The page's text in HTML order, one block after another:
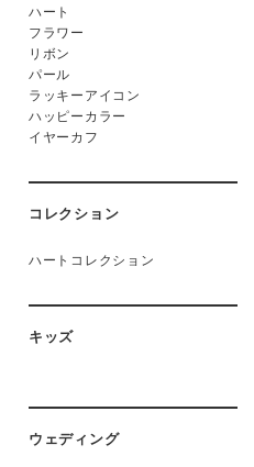
ハート
フラワー
リボン
パール
ラッキーアイコン
ハッピーカラー
イヤーカフ
コレクション
ハートコレクション
キッズ
ウェディング